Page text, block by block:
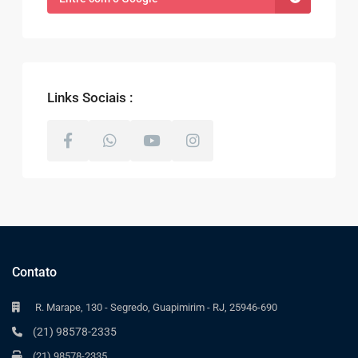
Links Sociais :
Contato
R. Marape, 130 - Segredo, Guapimirim - RJ, 25946-690
(21) 98578-2335